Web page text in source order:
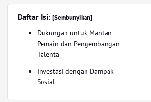
Daftar Isi: [Sembunyikan]
Dukungan untuk Mantan
Pemain dan Pengembangan
Talenta
Investasi dengan Dampak
Sosial